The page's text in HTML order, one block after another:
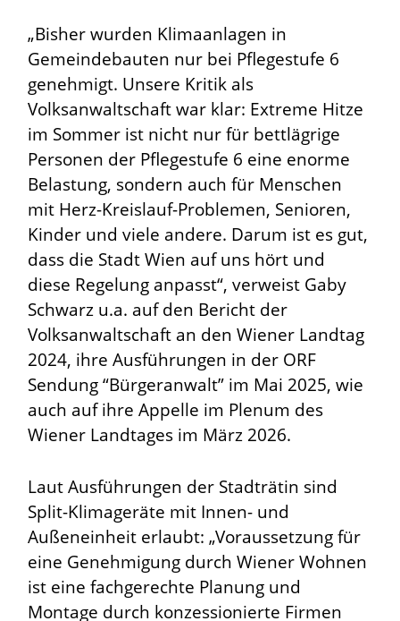
„Bisher wurden Klimaanlagen in
Gemeindebauten nur bei Pflegestufe 6
genehmigt. Unsere Kritik als
Volksanwaltschaft war klar: Extreme Hitze
im Sommer ist nicht nur für bettlägrige
Personen der Pflegestufe 6 eine enorme
Belastung, sondern auch für Menschen
mit Herz-Kreislauf-Problemen, Senioren,
Kinder und viele andere. Darum ist es gut,
dass die Stadt Wien auf uns hört und
diese Regelung anpasst“, verweist Gaby
Schwarz u.a. auf den Bericht der
Volksanwaltschaft an den Wiener Landtag
2024, ihre Ausführungen in der ORF
Sendung “Bürgeranwalt” im Mai 2025, wie
auch auf ihre Appelle im Plenum des
Wiener Landtages im März 2026.
Laut Ausführungen der Stadträtin sind
Split-Klimageräte mit Innen- und
Außeneinheit erlaubt: „Voraussetzung für
eine Genehmigung durch Wiener Wohnen
ist eine fachgerechte Planung und
Montage durch konzessionierte Firmen